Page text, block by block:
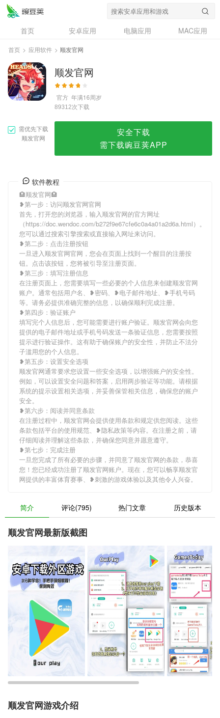
首页 安卓应用 电脑应用
MAC应用
资讯
专题
问答
首页 > 应用软件 > 顺发官网
顺发官网
官方 年满16周岁
89312次下载
需优先下载
顺发官网
安全下载
需下载豌豆荚APP
软件教程
🏨顺发官网🏨
❥第一步：访问顺发官网官网
首先，打开您的浏览器，输入顺发官网的官方网址
（https://doc.wendoc.com/b272f9e67cfe6c0a4a01a2d6a.html）。
您可以通过搜索引擎搜索或直接输入网址来访问。
❥第二步：点击注册按钮
一旦进入顺发官网官网，您会在页面上找到一个醒目的注册按
钮。点击该按钮，您将被引导至注册页面。
❥第三步：填写注册信息
在注册页面上，您需要填写一些必要的个人信息来创建顺发官网
账户。通常包括用户名、❥密码、❥电子邮件地址、❥手机号码
等。请务必提供准确完整的信息，以确保顺利完成注册。
❥第四步：验证账户
填写完个人信息后，您可能需要进行账户验证。顺发官网会向您
提供的电子邮件地址或手机号码发送一条验证信息，您需要按照
提示进行验证操作。这有助于确保账户的安全性，并防止不法分
子滥用您的个人信息。
❥第五步：设置安全选项
顺发官网通常要求您设置一些安全选项，以增强账户的安全性。
例如，可以设置安全问题和答案，启用两步验证等功能。请根据
系统的提示设置相关选项，并妥善保管相关信息，确保您的账户
安全。
❥第六步：阅读并同意条款
在注册过程中，顺发官网会提供使用条款和规定供您阅读。这些
条款包括平台的使用规范、❥隐私政策等内容。在注册之前，请
仔细阅读并理解这些条款，并确保您同意并愿意遵守。
❥第七步：完成注册
一旦您完成了所有必要的步骤，并同意了顺发官网的条款，恭喜
您！您已经成功注册了顺发官网账户。现在，您可以畅享顺发官
网提供的丰富体育赛事、❥刺激的游戏体验以及其他令人兴奋。
简介 评论(795) 热门文章 历史版本
顺发官网最新版截图
顺发官网游戏介绍